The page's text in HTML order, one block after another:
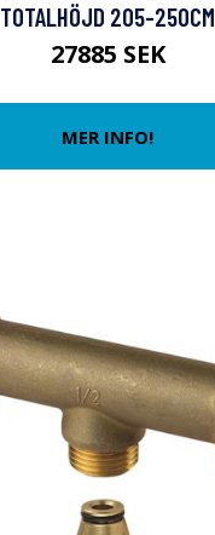
TOTALHÖJD 205-250CM
27885 SEK
MER INFO!